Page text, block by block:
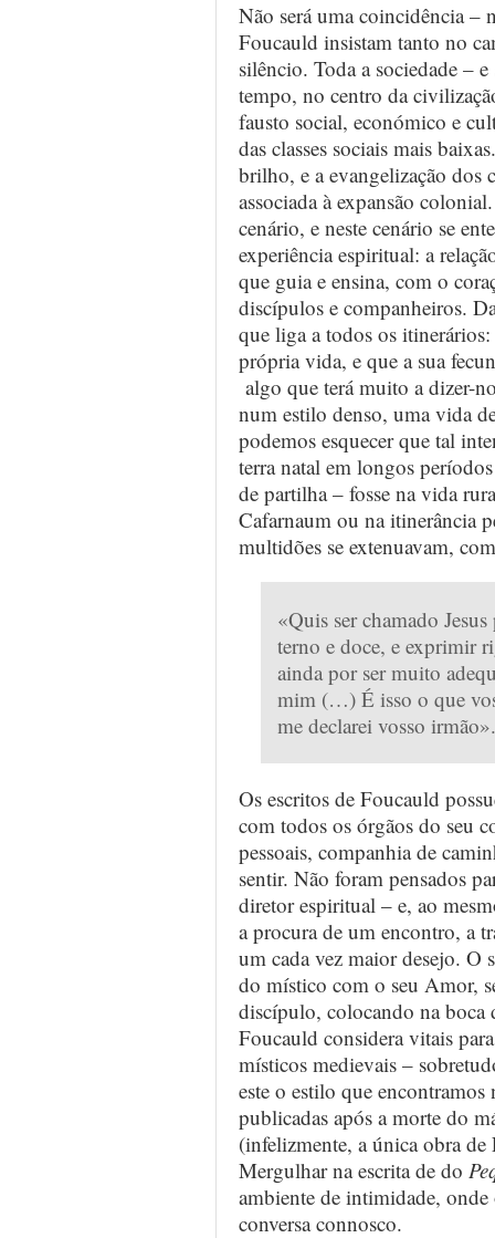
Não será uma coincidência –
Foucauld insistam tanto no
silêncio. Toda a sociedade –
tempo, no centro da
fausto social, económico e
das classes sociais mais
brilho, e a evangelização dos
associada à expansão
cenário, e neste cenário se
experiência espiritual: a
que guia e ensina, com o
discípulos e companheiros.
que liga a todos os
própria vida, e que a sua
algo que terá muito a dizer-
num estilo denso, uma vida
podemos esquecer que tal
terra natal em longos
de partilha – fosse na vida
Cafarnaum ou na itinerância
multidões se extenuavam,
«Quis ser chamado
terno e doce, e exprimir
ainda por ser muito
mim (…) É isso o que
me declarei vosso irmão».
Os escritos de Foucauld
com todos os órgãos do seu
pessoais, companhia de
sentir. Não foram pensados
diretor espiritual – e, ao
a procura de um encontro, a
um cada vez maior desejo. O
do místico com o seu Amor,
discípulo, colocando na boca
Foucauld considera vitais
místicos medievais –
este o estilo que encontramos
publicadas após a morte do
(infelizmente, a única obra
Mergulhar na escrita de do
ambiente de intimidade,
conversa connosco.